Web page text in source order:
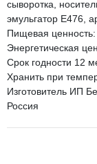
сыворотка,
эмульгатор Е476,
Пищевая ценность:
Энергетическая
Срок годности 12
Хранить при
Изготовитель ИП
Россия